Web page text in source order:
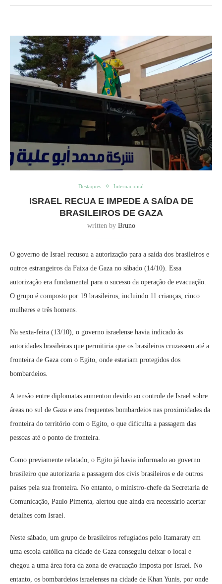
Destaques Internacional
ISRAEL RECUA E IMPEDE A SAÍDA DE
BRASILEIROS DE GAZA
written by Bruno
O governo de Israel recusou a autorização para a saída dos brasileiros e
outros estrangeiros da Faixa de Gaza no sábado (14/10). Essa
autorização era fundamental para o sucesso da operação de evacuação.
O grupo é composto por 19 brasileiros, incluindo 11 crianças, cinco
mulheres e três homens.
Na sexta-feira (13/10), o governo israelense havia indicado às
autoridades brasileiras que permitiria que os brasileiros cruzassem até a
fronteira de Gaza com o Egito, onde estariam protegidos dos
bombardeios.
A tensão entre diplomatas aumentou devido ao controle de Israel sobre
áreas no sul de Gaza e aos frequentes bombardeios nas proximidades da
fronteira do território com o Egito, o que dificulta a passagem das
pessoas até o ponto de fronteira.
Como previamente relatado, o Egito já havia informado ao governo
brasileiro que autorizaria a passagem dos civis brasileiros e de outros
países pela sua fronteira. No entanto, o ministro-chefe da Secretaria de
Comunicação, Paulo Pimenta, alertou que ainda era necessário acertar
detalhes com Israel.
Neste sábado, um grupo de brasileiros refugiados pelo Itamaraty em
uma escola católica na cidade de Gaza conseguiu deixar o local e
chegou a uma área fora da zona de evacuação imposta por Israel. No
entanto, os bombardeios israelenses na cidade de Khan Yunis, por onde